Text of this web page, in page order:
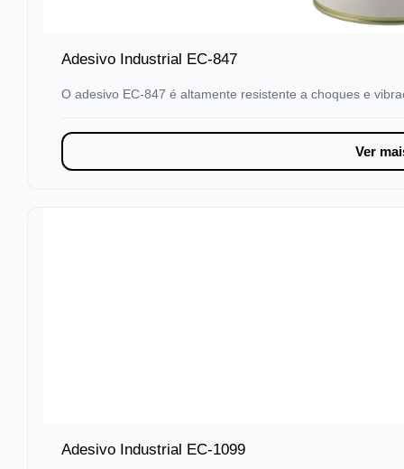
Adesivo Industrial EC-847
O adesivo EC-847 é altamente resistente a choques e
Ver
Adesivo Industrial EC-1099